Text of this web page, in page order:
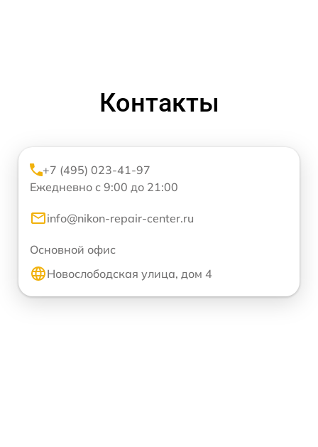
Контакты
+7 (495) 023-41-97
Ежедневно с 9:00 до 21:00
info@nikon-repair-center.ru
Основной офис
Новослободская улица, дом 4